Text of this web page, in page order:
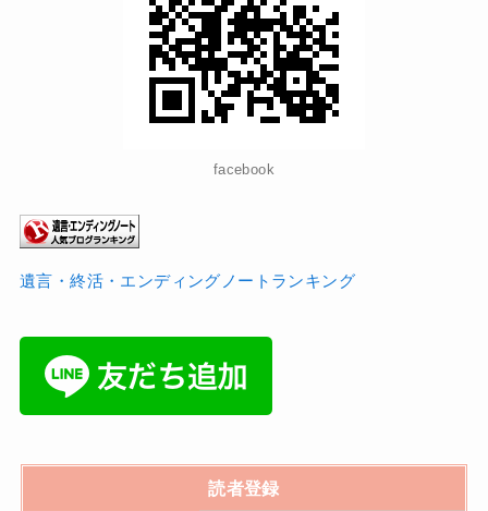
facebook
遺言・終活・エンディングノートランキング
読者登録